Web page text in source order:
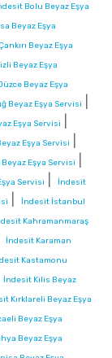
Bolu Beyaz Eşya
Beyaz Eşya
Beyaz Eşya
Beyaz Eşya
Beyaz Eşya
Beyaz Eşya Servisi
Eşya Servisi
Eşya Servisi
Eşya Servisi
Servisi
İndesit
İndesit İstanbul
Kahramanmaraş
İndesit Karaman
Kastamonu
İndesit Kilis Beyaz
Kırklareli Beyaz Eşya
Beyaz Eşya
Beyaz Eşya